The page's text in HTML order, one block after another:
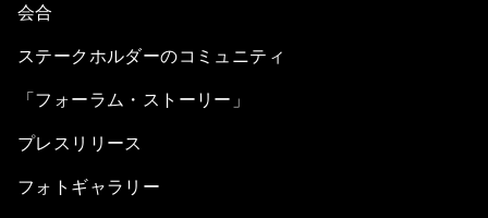
会合
ステークホルダーのコミュニティ
「フォーラム・ストーリー」
プレスリリース
フォトギャラリー